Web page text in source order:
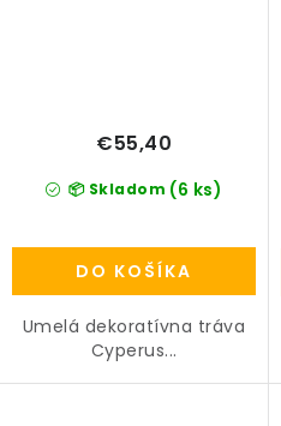
📦 Skladom (6 ks)
€55,40
DO KOŠÍKA
Umelá dekoratívna tráva
Cyperus...